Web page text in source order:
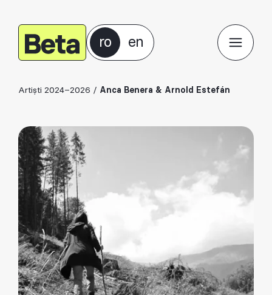
ro en
Artiști 2024–2026 / Anca Benera & Arnold Estefán